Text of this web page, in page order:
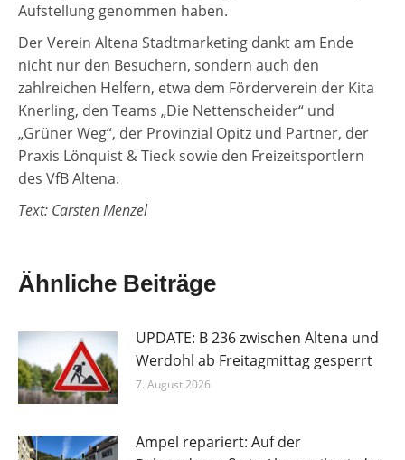
Aufstellung genommen haben.
Der Verein Altena Stadtmarketing dankt am Ende
nicht nur den Besuchern, sondern auch den
zahlreichen Helfern, etwa dem Förderverein der Kita
Knerling, den Teams „Die Nettenscheider“ und
„Grüner Weg“, der Provinzial Opitz und Partner, der
Praxis Lönquist & Tieck sowie den Freizeitsportlern
des VfB Altena.
Text: Carsten Menzel
Ähnliche Beiträge
UPDATE: B 236 zwischen Altena und
Werdohl ab Freitagmittag gesperrt
7. August 2026
Ampel repariert: Auf der